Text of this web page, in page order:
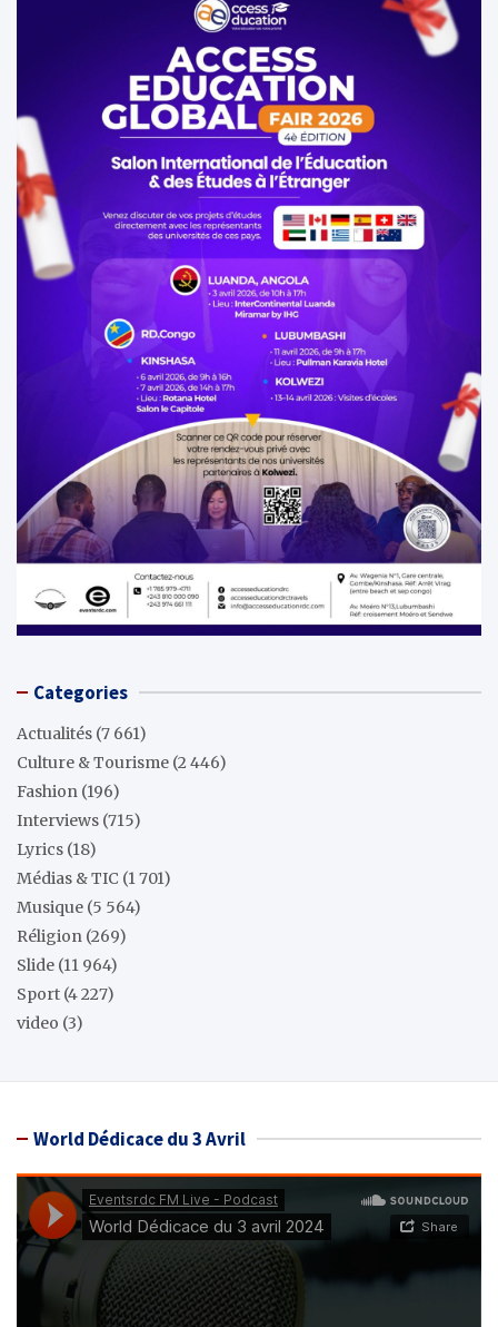
Categories
Actualités (7 661)
Culture & Tourisme (2 446)
Fashion (196)
Interviews (715)
Lyrics (18)
Médias & TIC (1 701)
Musique (5 564)
Réligion (269)
Slide (11 964)
Sport (4 227)
video (3)
World Dédicace du 3 Avril